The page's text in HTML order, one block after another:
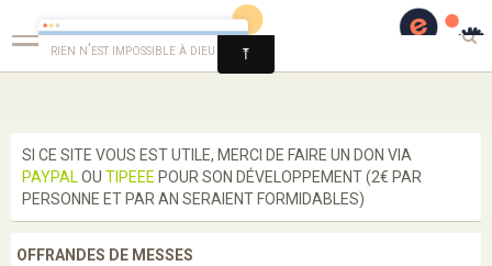
Guérison et Délivrance
rien n'est impossible à dieu
Enseignements
SI CE SITE VOUS EST UTILE, MERCI DE FAIRE UN DON VIA
PAYPAL OU TIPEEE POUR SON DÉVELOPPEMENT (2€ PAR
PERSONNE ET PAR AN SERAIENT FORMIDABLES)
OFFRANDES DE MESSES